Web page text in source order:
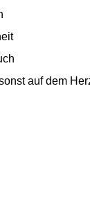
auf dem